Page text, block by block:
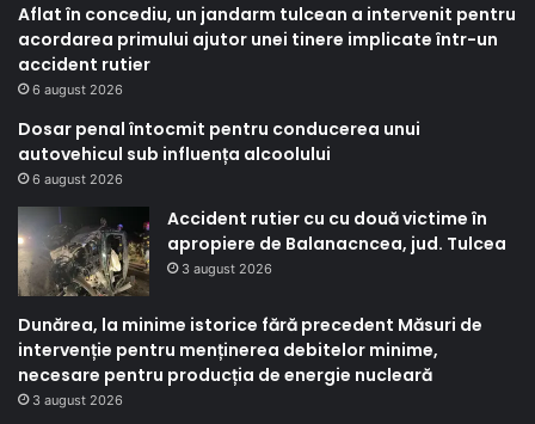
Aflat în concediu, un jandarm tulcean a intervenit pentru
acordarea primului ajutor unei tinere implicate într-un
accident rutier
6 august 2026
Dosar penal întocmit pentru conducerea unui
autovehicul sub influența alcoolului
6 august 2026
Accident rutier cu cu două victime în
apropiere de Balanacncea, jud. Tulcea
3 august 2026
Dunărea, la minime istorice fără precedent Măsuri de
intervenție pentru menținerea debitelor minime,
necesare pentru producția de energie nucleară
3 august 2026